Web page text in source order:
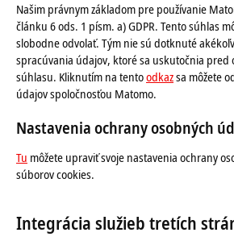
Našim právnym základom pre používanie
článku 6 ods. 1 písm. a) GDPR. Tento súhlas
slobodne odvolať. Tým nie sú dotknuté
spracúvania údajov, ktoré sa uskutočnia pred
súhlasu. Kliknutím na tentoodkazsa môžete
údajov spoločnosťou Matomo.
Nastavenia ochrany osobných
Tu môžete upraviť svoje nastavenia ochrany
súborov cookies.
Integrácia služieb tretích